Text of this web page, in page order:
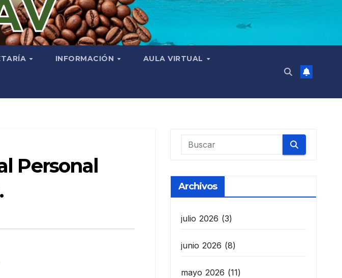
INFORMACIÓN AULA VIRTUAL
Personal
Archivos
julio 2026 (3)
junio 2026 (8)
mayo 2026 (11)